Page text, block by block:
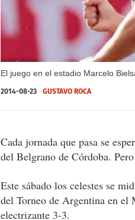
El juego en el estadio Marcelo
2014-08-23 GUSTAVO ROCA
Cada jornada que pasa se
del Belgrano de Córdoba.
Este sábado los celestes se
del Torneo de Argentina en
electrizante 3-3.